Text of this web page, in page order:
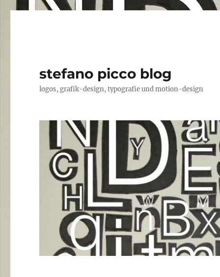
stefano picco blog
logos, grafik-design, typografie und motion-design